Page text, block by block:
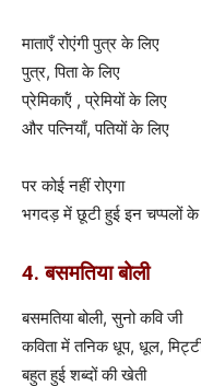
माताएँ रोएंगी पुत्र के लिए
पुत्र, पिता के लिए
प्रेमिकाऍं , प्रेमियों के लिए
और पत्नियाँ, पतियों के लिए
पर कोई नहीं रोएगा
भगदड़ में छूटी हुई इन चप्पलों के
4. बसमतिया बोली
बसमतिया बोली, सुनो कवि जी
कविता में तनिक धूप, धूल,
बहुत हुई शब्दों की खेती